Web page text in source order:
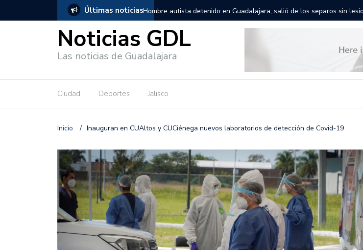
Últimas noticias
salió de los separos sin lesiones graves Títeres gigantes recorrerán las calles de Guadalajara: aparta la fecha
Noticias GDL
Las noticias de Guadalajara
Ciudad Deportes Jalisco
Inicio / Inauguran en CUAltos y CUCiénega nuevos laboratorios de detección de Covid-19